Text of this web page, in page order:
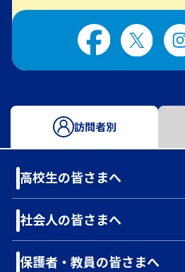
訪問者別
高校生の皆さまへ
社会人の皆さまへ
保護者・教員の皆さまへ